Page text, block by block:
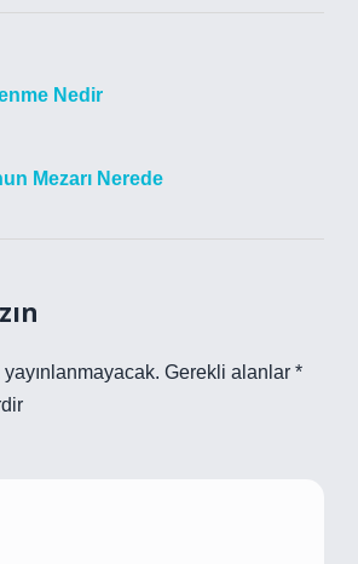
Nedir
Mezarı Nerede
Gerekli alanlar *